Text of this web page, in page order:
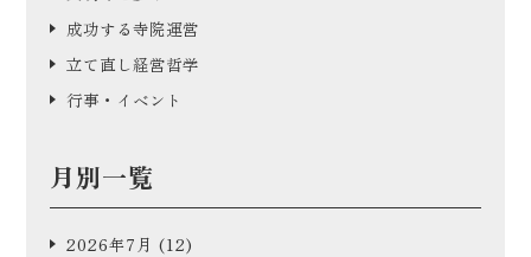
成功する寺院運営
立て直し経営哲学
行事・イベント
月別一覧
2026年7月 (12)